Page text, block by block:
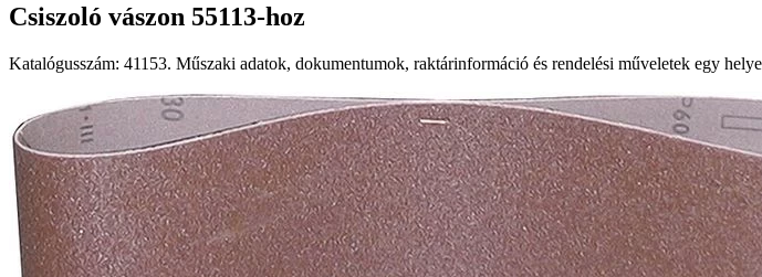
Csiszoló vászon 55113-hoz
Katalógusszám: 41153. Műszaki adatok, dokumentumok, raktárinformáció és rendelési műveletek egy